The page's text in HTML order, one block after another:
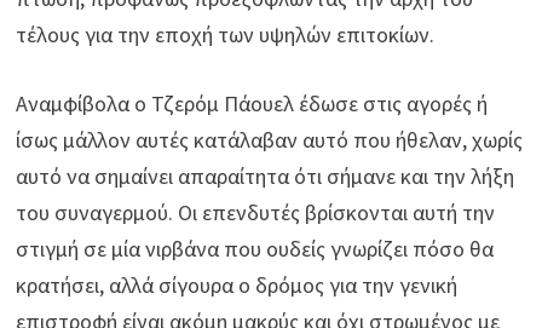
τέλους για την εποχή των υψηλών επιτοκίων.
Αναμφίβολα ο Τζερόμ Πάουελ έδωσε στις αγορές ή
ίσως μάλλον αυτές κατάλαβαν αυτό που ήθελαν, χωρίς
αυτό να σημαίνει απαραίτητα ότι σήμανε και την λήξη
του συναγερμού. Οι επενδυτές βρίσκονται αυτή την
στιγμή σε μία νιρβάνα που ουδείς γνωρίζει πόσο θα
κρατήσει, αλλά σίγουρα ο δρόμος για την γενική
επιστροφή είναι ακόμη μακρύς και όχι στρωμένος με